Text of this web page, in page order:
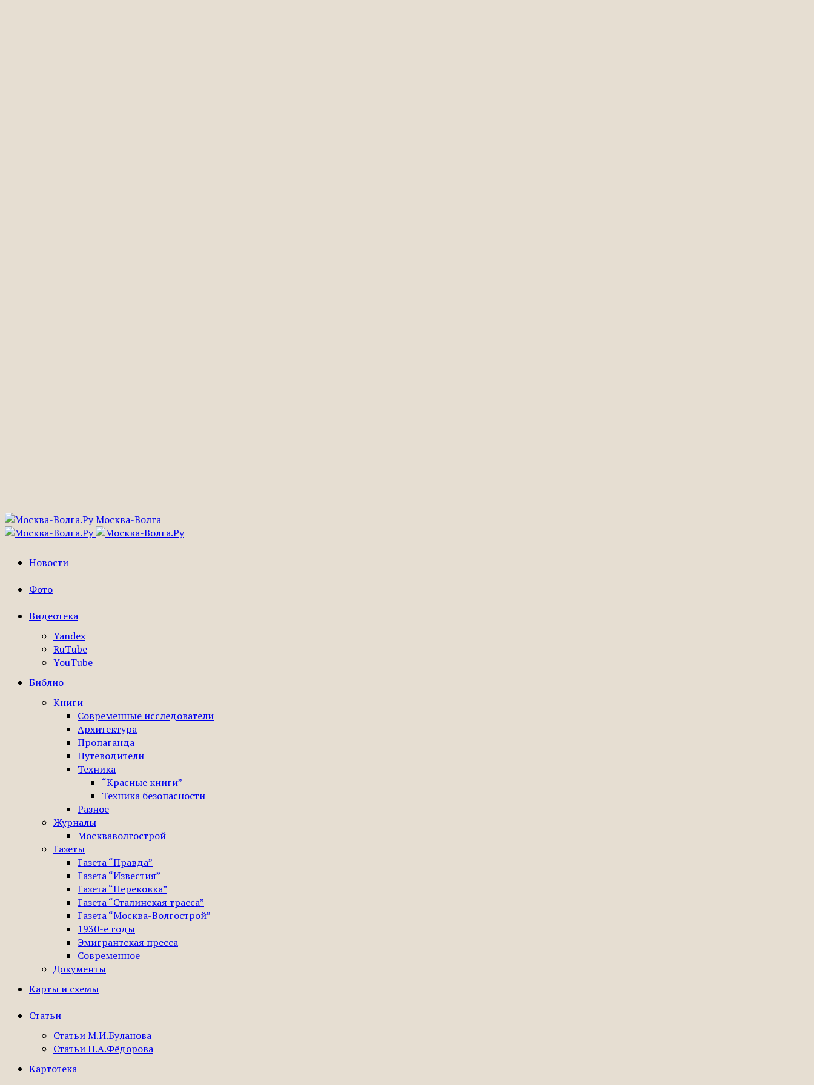
Москва-Волга
Новости
Фото
Видеотека
Yandex
RuTube
YouTube
Библио
Книги
Современные исследователи
Архитектура
Пропаганда
Путеводители
Техника
“Красные книги”
Техника безопасности
Разное
Журналы
Москваволгострой
Газеты
Газета “Правда”
Газета “Известия”
Газета “Перековка”
Газета “Сталинская трасса”
Газета “Москва-Волгострой”
1930-е годы
Эмигрантская пресса
Современное
Документы
Карты и схемы
Статьи
Статьи М.И.Буланова
Статьи Н.А.Фёдорова
Картотека